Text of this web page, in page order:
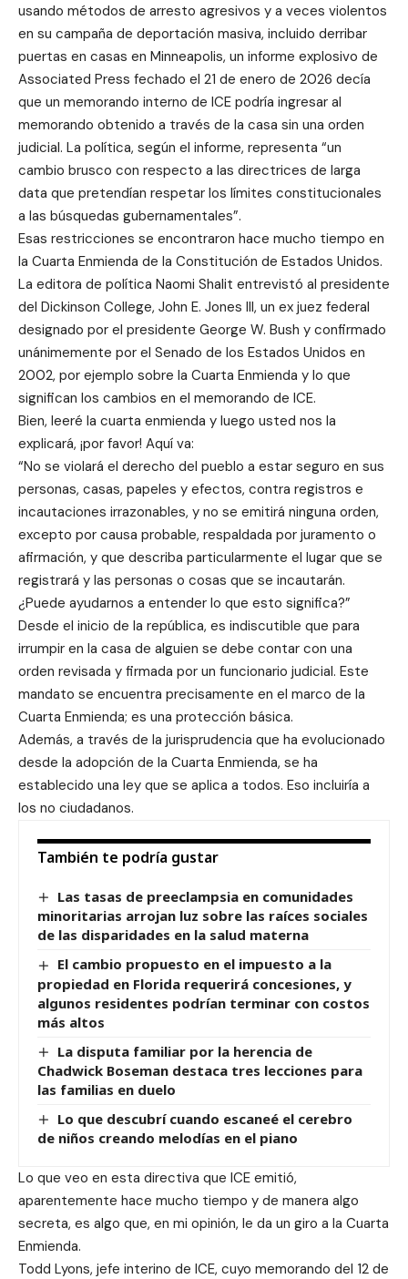
usando métodos de arresto agresivos y a veces violentos
en su campaña de deportación masiva, incluido derribar
puertas en casas en Minneapolis, un informe explosivo de
Associated Press fechado el 21 de enero de 2026 decía
que un memorando interno de ICE podría ingresar al
memorando obtenido a través de la casa sin una orden
judicial. La política, según el informe, representa “un
cambio brusco con respecto a las directrices de larga
data que pretendían respetar los límites constitucionales
a las búsquedas gubernamentales”.
Esas restricciones se encontraron hace mucho tiempo en
la Cuarta Enmienda de la Constitución de Estados Unidos.
La editora de política Naomi Shalit entrevistó al presidente
del Dickinson College, John E. Jones III, un ex juez federal
designado por el presidente George W. Bush y confirmado
unánimemente por el Senado de los Estados Unidos en
2002, por ejemplo sobre la Cuarta Enmienda y lo que
significan los cambios en el memorando de ICE.
Bien, leeré la cuarta enmienda y luego usted nos la
explicará, ¡por favor! Aquí va:
“No se violará el derecho del pueblo a estar seguro en sus
personas, casas, papeles y efectos, contra registros e
incautaciones irrazonables, y no se emitirá ninguna orden,
excepto por causa probable, respaldada por juramento o
afirmación, y que describa particularmente el lugar que se
registrará y las personas o cosas que se incautarán.
¿Puede ayudarnos a entender lo que esto significa?”
Desde el inicio de la república, es indiscutible que para
irrumpir en la casa de alguien se debe contar con una
orden revisada y firmada por un funcionario judicial. Este
mandato se encuentra precisamente en el marco de la
Cuarta Enmienda; es una protección básica.
Además, a través de la jurisprudencia que ha evolucionado
desde la adopción de la Cuarta Enmienda, se ha
establecido una ley que se aplica a todos. Eso incluiría a
los no ciudadanos.
También te podría gustar
Las tasas de preeclampsia en comunidades
minoritarias arrojan luz sobre las raíces sociales
de las disparidades en la salud materna
El cambio propuesto en el impuesto a la
propiedad en Florida requerirá concesiones, y
algunos residentes podrían terminar con costos
más altos
La disputa familiar por la herencia de
Chadwick Boseman destaca tres lecciones para
las familias en duelo
Lo que descubrí cuando escaneé el cerebro
de niños creando melodías en el piano
Lo que veo en esta directiva que ICE emitió,
aparentemente hace mucho tiempo y de manera algo
secreta, es algo que, en mi opinión, le da un giro a la Cuarta
Enmienda.
Todd Lyons, jefe interino de ICE, cuyo memorando del 12 de